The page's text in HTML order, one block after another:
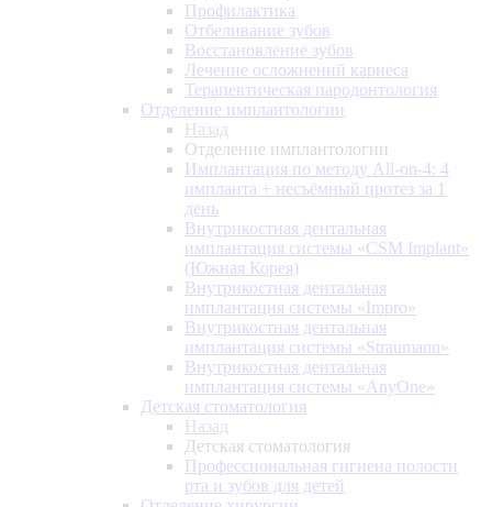
Профилактика
Отбеливание зубов
Восстановление зубов
Лечение осложнений кариеса
Терапевтическая пародонтология
Отделение имплантологии
Назад
Отделение имплантологии
Имплантация по методу All-on-4: 4
импланта + несъёмный протез за 1
день
Внутрикостная дентальная
имплантация системы «CSM Implant»
(Южная Корея)
Внутрикостная дентальная
имплантация системы «Impro»
Внутрикостная дентальная
имплантация системы «Straumann»
Внутрикостная дентальная
имплантация системы «AnyOne»
Детская стоматология
Назад
Детская стоматология
Профессиональная гигиена полости
рта и зубов для детей